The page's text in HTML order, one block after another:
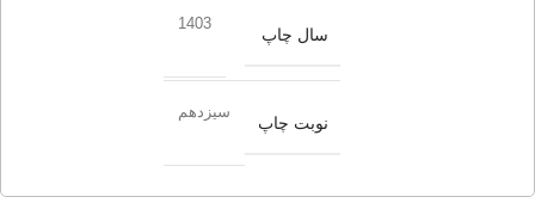
سال چاپ
1403
نوبت چاپ
سیزدهم